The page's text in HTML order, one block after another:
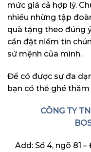
mức giá cả hợp lý.
nhiều những tập
quà tặng theo đúng
cần đặt niềm tin
sứ mệnh của mình.
Để có được sự đa
bạn có thể ghé thăm
CÔNG TY
Add: Số 4, ngõ 81